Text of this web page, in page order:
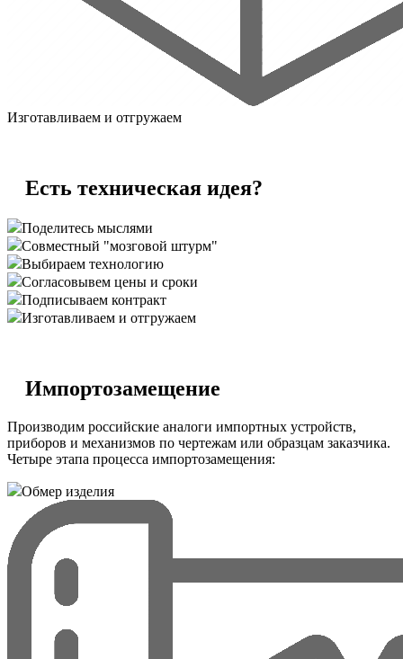
Изготавливаем и отгружаем
Есть техническая идея?
Поделитесь мыслями
Совместный "мозговой штурм"
Выбираем технологию
Согласовывем цены и сроки
Подписываем контракт
Изготавливаем и отгружаем
Импортозамещение
Производим российские аналоги импортных устройств,
приборов и механизмов по чертежам или образцам заказчика.
Четыре этапа процесса импортозамещения:
Обмер изделия